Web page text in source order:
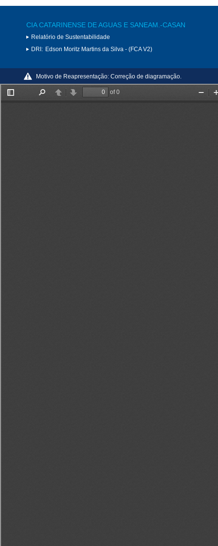
CIA CATARINENSE DE AGUAS E SANEAM.-CASAN
Relatório de Sustentabilidade
DRI: Edson Moritz Martins da Silva - (FCA V2)
Motivo de Reapresentação: Correção de diagramação.